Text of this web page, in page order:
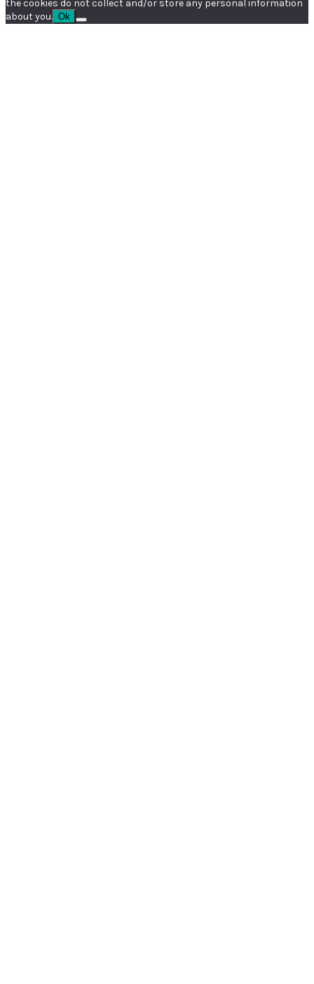
the cookies do not collect and/or store any personal information
about you. Ok